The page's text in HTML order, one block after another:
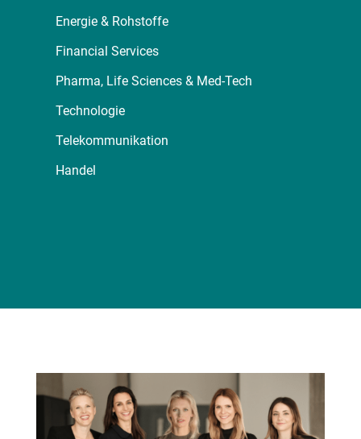
Energie & Rohstoffe
Financial Services
Pharma, Life Sciences & Med-Tech
Technologie
Telekommunikation
Handel